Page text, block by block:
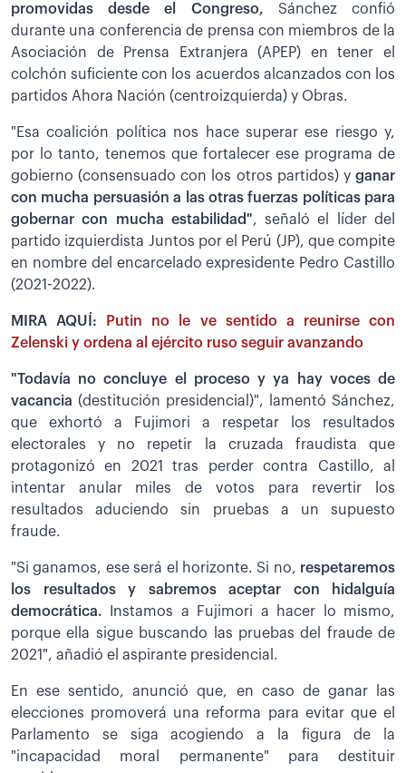
promovidas desde el Congreso, Sánchez confió
durante una conferencia de prensa con miembros de la
Asociación de Prensa Extranjera (APEP) en tener el
colchón suficiente con los acuerdos alcanzados con los
partidos Ahora Nación (centroizquierda) y Obras.
"Esa coalición política nos hace superar ese riesgo y,
por lo tanto, tenemos que fortalecer ese programa de
gobierno (consensuado con los otros partidos) yganar
con mucha persuasión a las otras fuerzas políticas para
gobernar con mucha estabilidad", señaló el líder del
partido izquierdista Juntos por el Perú (JP), que compite
en nombre del encarcelado expresidente Pedro Castillo
(2021-2022).
MIRA AQUÍ:
Putin no le ve sentido a reunirse con
Zelenski y ordena al ejército ruso seguir avanzando
"Todavía no concluye el proceso y ya hay voces de
vacancia (destitución presidencial)", lamentó Sánchez,
que exhortó a Fujimori a respetar los resultados
electorales y no repetir la cruzada fraudista que
protagonizó en 2021 tras perder contra Castillo, al
intentar anular miles de votos para revertir los
resultados aduciendo sin pruebas a un supuesto
fraude.
"Si ganamos, ese será el horizonte. Si no, respetaremos
los resultados y sabremos aceptar con hidalguía
democrática. Instamos a Fujimori a hacer lo mismo,
porque ella sigue buscando las pruebas del fraude de
2021", añadió el aspirante presidencial.
En ese sentido, anunció que, en caso de ganar las
elecciones promoverá una reforma para evitar que el
Parlamento se siga acogiendo a la figura de la
"incapacidad moral permanente" para destituir